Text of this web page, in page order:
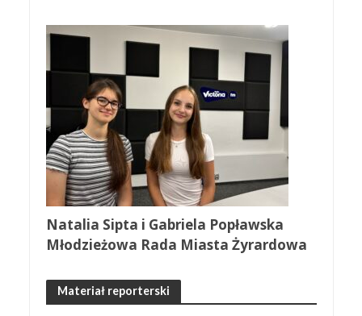
Natalia Sipta i Gabriela Popławska
Młodzieżowa Rada Miasta Żyrardowa
Materiał reporterski